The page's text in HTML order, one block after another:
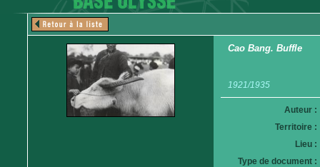
Cao Bang. Buffle
1921/1935
Auteur :
Territoire :
Lieu :
Type de document :